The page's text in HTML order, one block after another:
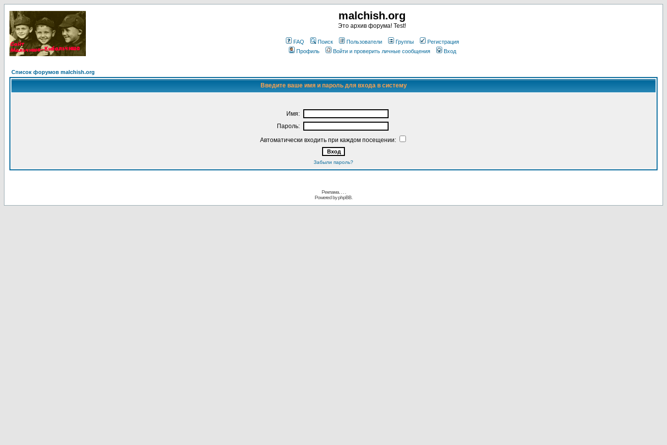
malchish.org
Это архив форума! Test!
FAQ Поиск Пользователи Группы
Регистрация
Профиль
Войти и проверить личные сообщения Вход
Список форумов malchish.org
Введите ваше имя и пароль для входа в систему
Имя:
Пароль:
Автоматически входить при каждом посещении:
Забыли пароль?
Реклама. . .
Powered byphpBB.